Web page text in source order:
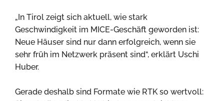
„In Tirol zeigt sich aktuell, wie stark
Geschwindigkeit im MICE-Geschäft geworden ist:
Neue Häuser sind nur dann erfolgreich, wenn sie
sehr früh im Netzwerk präsent sind“, erklärt Uschi
Huber.
Gerade deshalb sind Formate wie RTK so wertvoll: